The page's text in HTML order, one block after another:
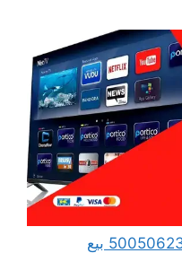
بيع تلفزيونات شاشات الكويت 50050623 بيع